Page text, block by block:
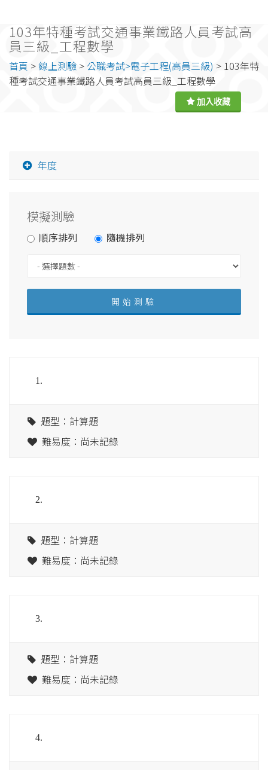
103年特種考試交通事業鐵路人員考試高
員三級_工程數學
首頁 >線上測驗 > 公職考試>電子工程(高員三級) > 103年特
種考試交通事業鐵路人員考試高員三級_工程數學
年度
模擬測驗
順序排列 隨機排列
1.
題型：計算題
難易度：尚未記錄
2.
題型：計算題
難易度：尚未記錄
3.
題型：計算題
難易度：尚未記錄
4.